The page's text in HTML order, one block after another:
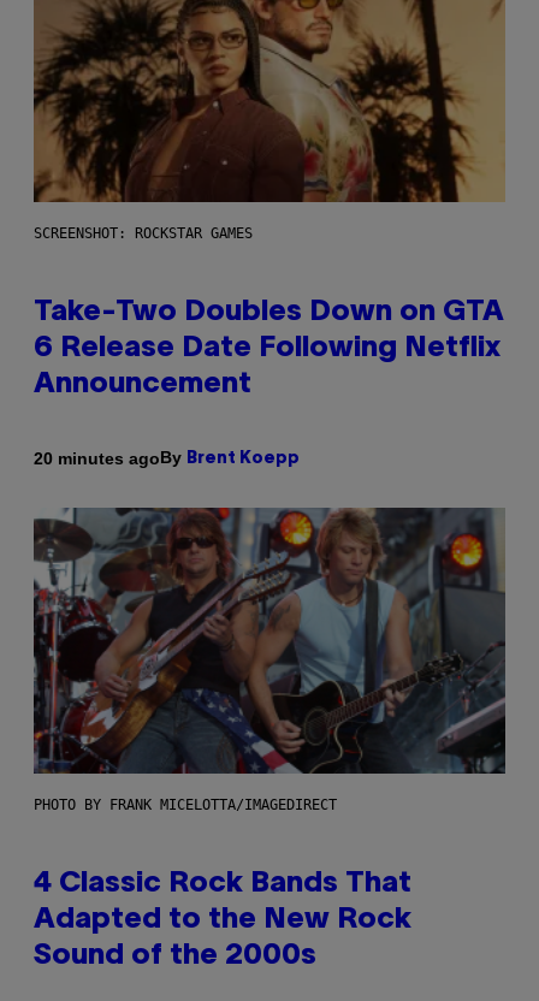
SCREENSHOT: ROCKSTAR GAMES
Take-Two Doubles Down on GTA
6 Release Date Following Netflix
Announcement
20 minutes agoBy Brent Koepp
PHOTO BY FRANK MICELOTTA/IMAGEDIRECT
4 Classic Rock Bands That
Adapted to the New Rock
Sound of the 2000s